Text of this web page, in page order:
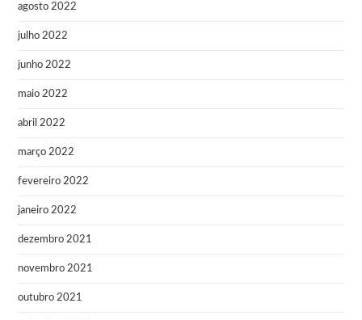
agosto 2022
julho 2022
junho 2022
maio 2022
abril 2022
março 2022
fevereiro 2022
janeiro 2022
dezembro 2021
novembro 2021
outubro 2021